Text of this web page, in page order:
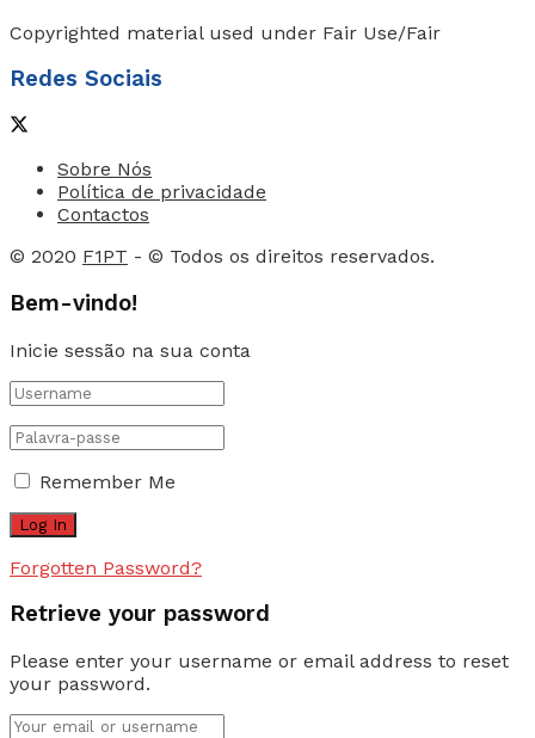
Copyrighted material used under Fair Use/Fair
Redes Sociais
Sobre Nós
Política de privacidade
Contactos
© 2020 F1PT - © Todos os direitos reservados.
Bem-vindo!
Inicie sessão na sua conta
Remember Me
Forgotten Password?
Retrieve your password
Please enter your username or email address to reset
your password.